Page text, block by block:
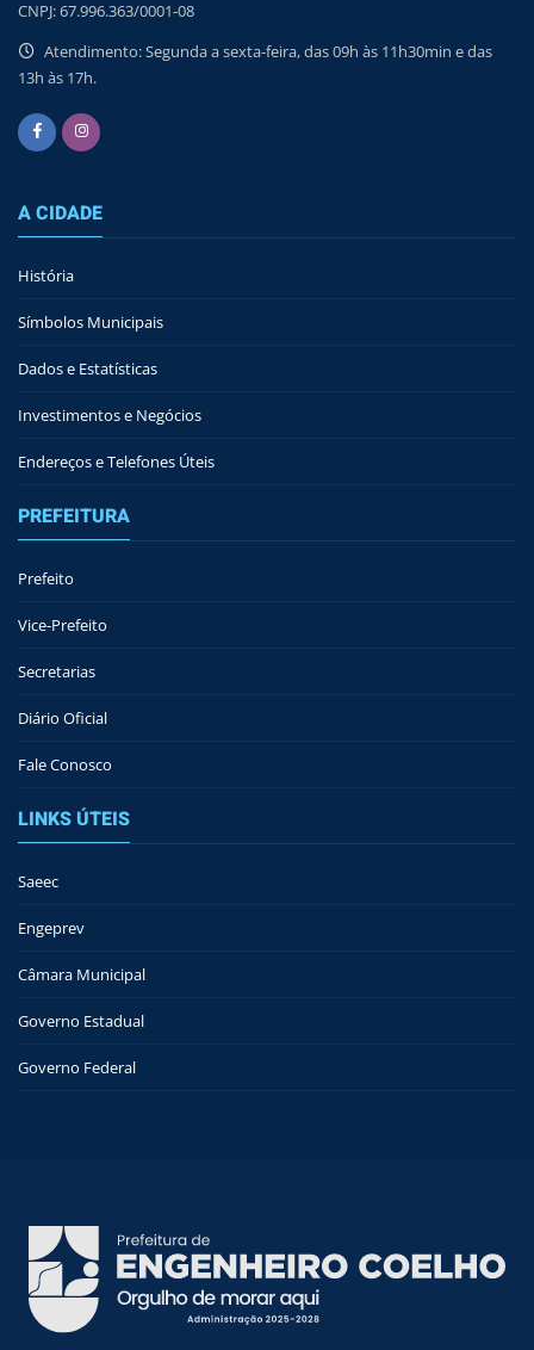
CNPJ: 67.996.363/0001-08
Atendimento: Segunda a sexta-feira, das 09h às 11h30min e das
13h às 17h.
A CIDADE
História
Símbolos Municipais
Dados e Estatísticas
Investimentos e Negócios
Endereços e Telefones Úteis
PREFEITURA
Prefeito
Vice-Prefeito
Secretarias
Diário Oficial
Fale Conosco
LINKS ÚTEIS
Saeec
Engeprev
Câmara Municipal
Governo Estadual
Governo Federal